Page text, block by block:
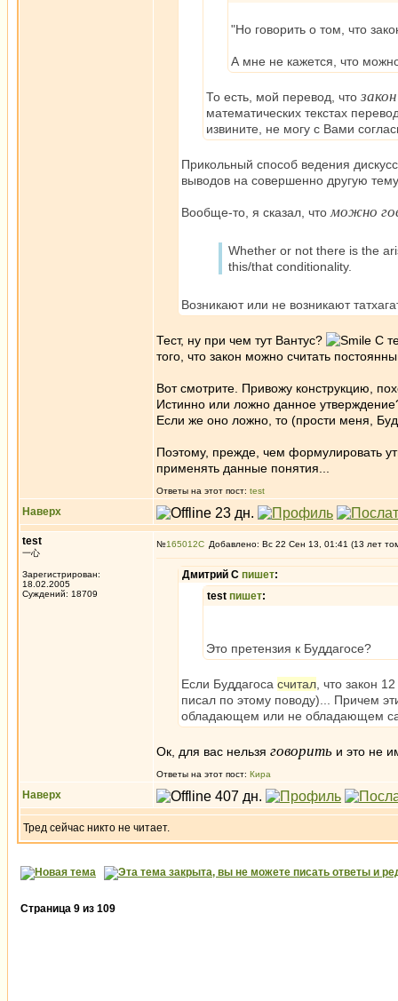
"Но говорить о том, что
А мне не кажется, что
То есть, мой перевод, что
математических текстах
извините, не могу с Вами
Прикольный способ ведения
выводов на совершенно другую
Вообще-то, я сказал, что можно
Whether or not there is the
this/that conditionality.
Возникают или не возникают
Тест, ну при чем тут Вантус?
С
того, что закон можно считать
Вот смотрите. Привожу конструкцию,
Истинно или ложно данное
Если же оно ложно, то (прости меня,
Поэтому, прежде, чем формулировать
применять данные понятия...
Ответы на этот пост: test
Наверх
test
一心
Зарегистрирован:
18.02.2005
Суждений: 18709
№165012 Добавлено: Вс 22 Сен 13, 01:41 (13 лет
Дмитрий С пишет:
test пишет:
Это претензия к Буддагосе?
Если Буддагоса считал , что закон
писал по этому поводу)... Причем
обладающем или не обладающем
Ок, для вас нельзя говорить и это не
Ответы на этот пост: Кира
Наверх
Тред сейчас никто не читает.
Страница 9 из 109